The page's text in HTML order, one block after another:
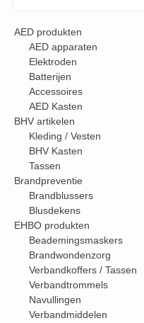
AED produkten
AED apparaten
Elektroden
Batterijen
Accessoires
AED Kasten
BHV artikelen
Kleding / Vesten
BHV Kasten
Tassen
Brandpreventie
Brandblussers
Blusdekens
EHBO produkten
Beademingsmaskers
Brandwondenzorg
Verbandkoffers / Tassen
Verbandtrommels
Navullingen
Verbandmiddelen